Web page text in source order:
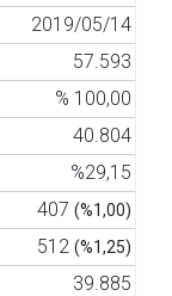
2019/05/14
57.593
% 100,00
40.804
%29,15
407 (%1,00)
512 (%1,25)
39.885